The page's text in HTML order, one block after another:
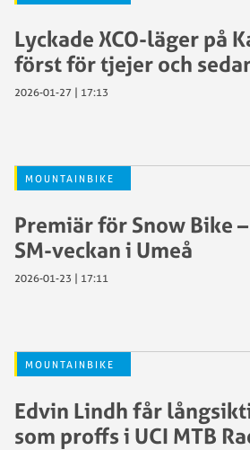
Lyckade XCO-läger på
först för tjejer och
2026-01-27 | 17:13
MOUNTAINBIKE
Premiär för Snow Bike
SM-veckan i Umeå
2026-01-23 | 17:11
MOUNTAINBIKE
Edvin Lindh får
som proffs i UCI MTB